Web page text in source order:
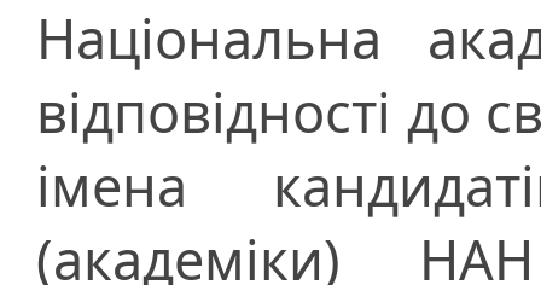
Національна
відповідності до
імена
(академіки)